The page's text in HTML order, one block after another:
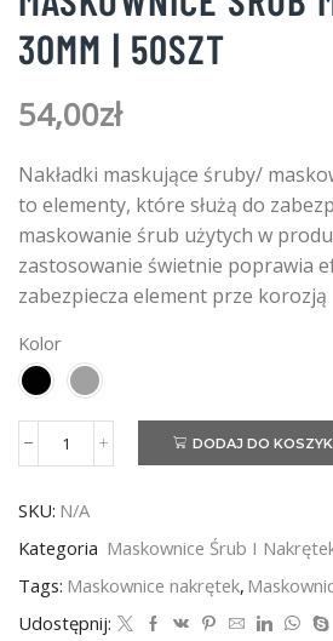
30MM | 50SZT
54,00zł
Nakładki maskujące śruby/
to elementy, które służą do
maskowanie śrub użytych w
zastosowanie świetnie poprawia
zabezpiecza element prze korozją
Kolor
ilość
Maskownice
M20
Klucz
30mm
50szt
DODAJ DO
SKU: N/A
Kategoria Maskownice Śrub I
Tags: Maskownice nakrętek,
Udostępnij: